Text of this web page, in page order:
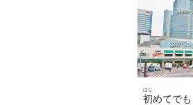
初
はじ
めてで